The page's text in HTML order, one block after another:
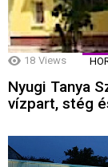
18 Views
Nyugi Tanya
vízpart, stég